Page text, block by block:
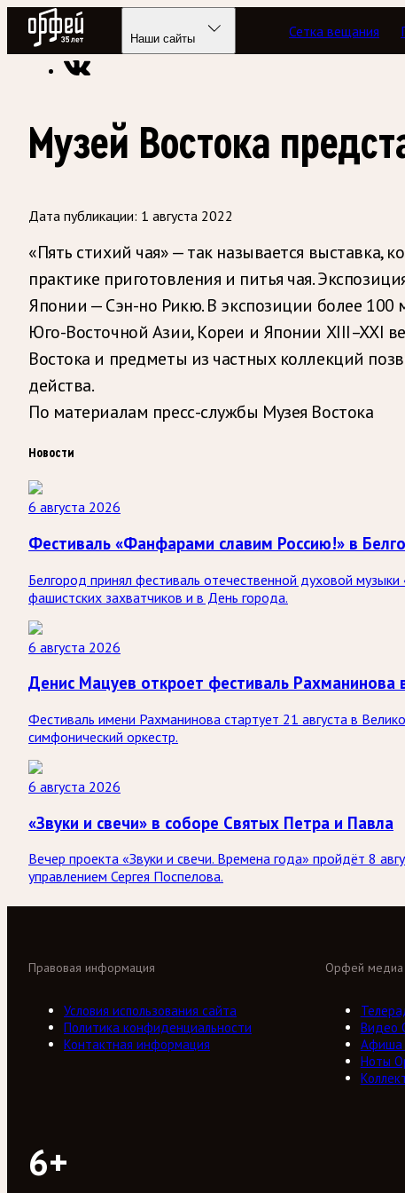
Радио Орфей
Наши сайты Сетка вещания
Радио классической музыки «Орфей» Новости
Музей Востока
Дата публикации: 1 августа 2022
«Пять стихий чая» — так называется выставка,
практике приготовления и питья чая.
Японии — Сэн-но Рикю. В экспозиции более 100
Юго-Восточной Азии, Кореи и Японии XIII–XXI
Востока и предметы из частных коллекций
действа.
По материалам пресс-службы Музея Востока
Новости
6 августа 2026
Фестиваль «Фанфарами славим Россию!» в
Белгород принял фестиваль отечественной духовой
фашистских захватчиков и в День города.
6 августа 2026
Денис Мацуев откроет фестиваль Рахманинова
Фестиваль имени Рахманинова стартует 21 августа в
симфонический оркестр.
6 августа 2026
«Звуки и свечи» в соборе Святых Петра и Павла
Вечер проекта «Звуки и свечи. Времена года» пройдёт 8
управлением Сергея Поспелова.
Орфей медиа
Видео
Афиша
Ноты
Правовая информация
Условия использования сайта
Политика конфиденциальности
Контактная информация
6+